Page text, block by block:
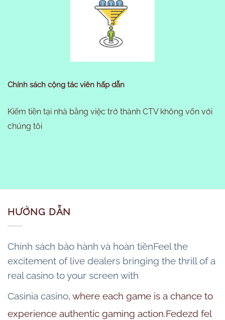
Chính sách cộng tác viên hấp dẫn
Kiếm tiền tại nhà bằng việc trở thành CTV không vốn với
chúng tôi
HƯỚNG DẪN
Chính sách bảo hành và hoàn tiềnFeel the
excitement of live dealers bringing the thrill of a
real casino to your screen with
Casinia casino, where each game is a chance to
experience authentic gaming action.Fedezd fel